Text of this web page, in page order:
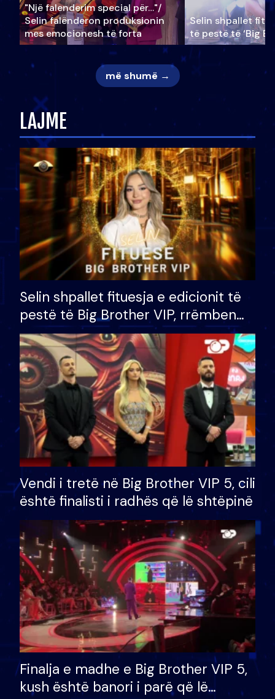
"Një falenderim special për…"/
Selin falënderon produksionin
mes emocionesh të forta
Selin shpallet
të pestë të ‘Big
më shumë →
LAJME
Selin shpallet fituesja e edicionit të
pestë të Big Brother VIP, rrëmben
çmimin e madh prej 100 mijë eurosh
Vendi i tretë në Big Brother VIP 5, cili
është finalisti i radhës që lë shtëpinë
Finalja e madhe e Big Brother VIP 5,
kush është banori i parë që lë